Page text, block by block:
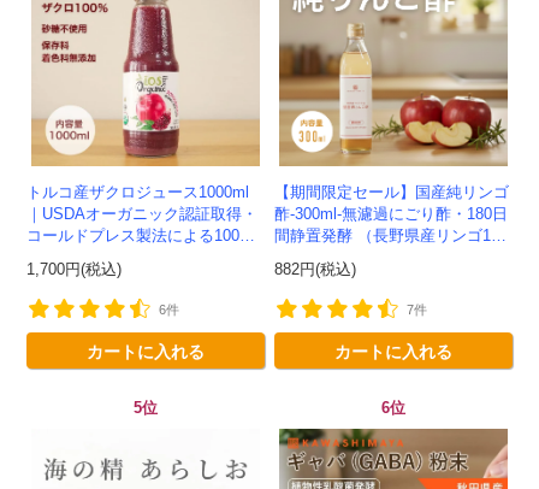
トルコ産ザクロジュース1000ml
｜USDAオーガニック認証取得・
コールドプレス製法による100%
ザクロジュース
1,700円(税込)
6件
カートに入れる
【期間限定セール】国産純リンゴ
酢-300ml-無濾過にごり酢・180日
間静置発酵 （長野県産リンゴ10
0%）-かわしま屋-
882円(税込)
7件
カートに入れる
5位 6位